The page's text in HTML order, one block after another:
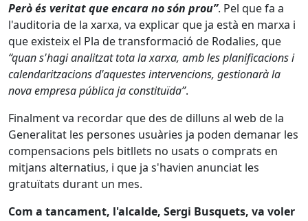
Però és veritat que encara no són prou”. Pel que fa a
l'auditoria de la xarxa, va explicar que ja està en marxa i
que existeix el Pla de transformació de Rodalies, que
“quan s'hagi analitzat tota la xarxa, amb les planificacions i
calendaritzacions d'aquestes intervencions, gestionarà la
nova empresa pública ja constituïda”.
Finalment va recordar que des de dilluns al web de la
Generalitat les persones usuàries ja poden demanar les
compensacions pels bitllets no usats o comprats en
mitjans alternatius, i que ja s'havien anunciat les
gratuïtats durant un mes.
Com a tancament, l'alcalde, Sergi Busquets, va voler